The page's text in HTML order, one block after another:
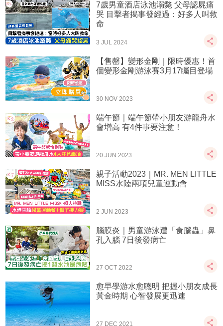
7歲男童酒店泳池溺斃 父母認屍痛
哭 目擊者揭事發經過：好多人叫救
命
3 JUL 2024
【售罄】變形金剛｜限時優惠！首
個變形金 剛游泳賽3月17矚目登 場
30 NOV 2023
端午節｜端午節帶小朋友游龍舟水
會增高 有4件事要注意！
20 JUN 2023
親子活動2023｜MR. MEN LITTLE
MISS水陸兩項兒童運動會
2 JUN 2023
腦膜炎｜男童游泳遭「食腦蟲」鼻
孔入腦 7日後發病亡
27 OCT 2022
愈早學游水愈聰明 把握小朋友成長
黃金時期 心智發展更迅速
27 DEC 2021